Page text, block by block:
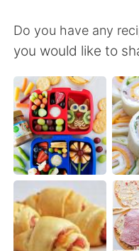
English
繁體中文
العربية
Deutsch
한국어
Do you have any
you would like to